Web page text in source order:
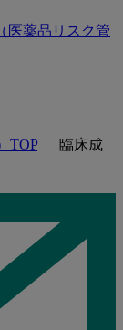
医薬品リスク管
TOP
臨床成